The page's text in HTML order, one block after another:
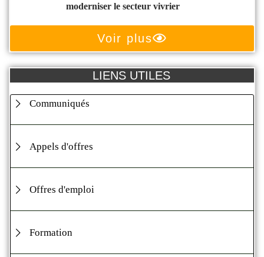
moderniser le secteur vivrier
Voir plus
LIENS UTILES
Communiqués
Appels d'offres
Offres d'emploi
Formation